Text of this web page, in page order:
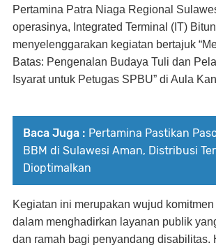
Pertamina Patra Niaga Regional
operasinya, Integrated Terminal (IT)
menyelenggarakan kegiatan bertajuk
Batas: Pengenalan Budaya Tuli dan
Isyarat untuk Petugas SPBU” di Aula
Baca Juga : Pertamina Pastikan
BBM di Sulawesi Aman, Distribusi
Dioptimalkan
Kegiatan ini merupakan wujud
dalam menghadirkan layanan publik
dan ramah bagi penyandang disabilitas.